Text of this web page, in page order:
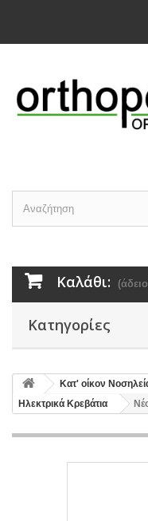
Καλάθι:
Κατηγορίες
Κατ' οίκον
Ηλεκτρικά Κρεβάτια